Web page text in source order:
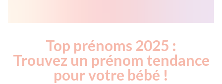
Top prénoms 2025 :
Trouvez un prénom tendance
pour votre bébé !